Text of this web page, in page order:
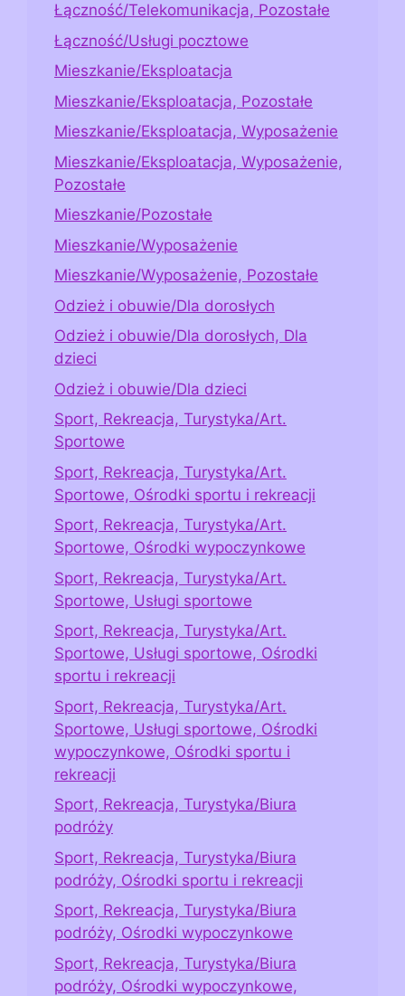
Łączność/Telekomunikacja, Pozostałe
Łączność/Usługi pocztowe
Mieszkanie/Eksploatacja
Mieszkanie/Eksploatacja, Pozostałe
Mieszkanie/Eksploatacja, Wyposażenie
Mieszkanie/Eksploatacja, Wyposażenie,
Pozostałe
Mieszkanie/Pozostałe
Mieszkanie/Wyposażenie
Mieszkanie/Wyposażenie, Pozostałe
Odzież i obuwie/Dla dorosłych
Odzież i obuwie/Dla dorosłych, Dla
dzieci
Odzież i obuwie/Dla dzieci
Sport, Rekreacja, Turystyka/Art.
Sportowe
Sport, Rekreacja, Turystyka/Art.
Sportowe, Ośrodki sportu i rekreacji
Sport, Rekreacja, Turystyka/Art.
Sportowe, Ośrodki wypoczynkowe
Sport, Rekreacja, Turystyka/Art.
Sportowe, Usługi sportowe
Sport, Rekreacja, Turystyka/Art.
Sportowe, Usługi sportowe, Ośrodki
sportu i rekreacji
Sport, Rekreacja, Turystyka/Art.
Sportowe, Usługi sportowe, Ośrodki
wypoczynkowe, Ośrodki sportu i
rekreacji
Sport, Rekreacja, Turystyka/Biura
podróży
Sport, Rekreacja, Turystyka/Biura
podróży, Ośrodki sportu i rekreacji
Sport, Rekreacja, Turystyka/Biura
podróży, Ośrodki wypoczynkowe
Sport, Rekreacja, Turystyka/Biura
podróży, Ośrodki wypoczynkowe,